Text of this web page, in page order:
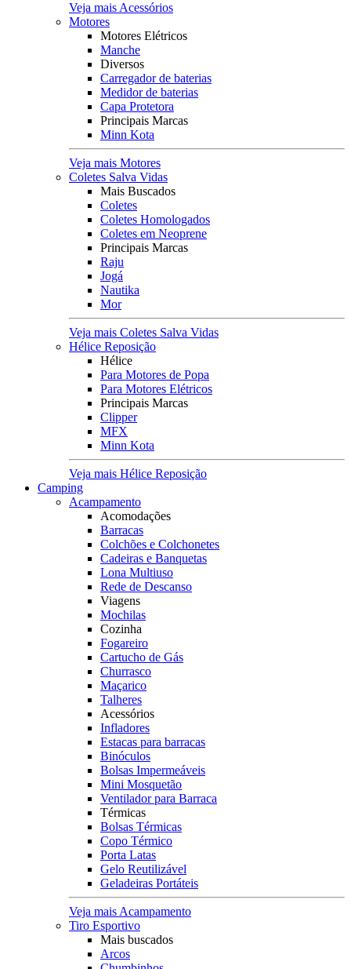
Veja mais Acessórios
Motores
Motores Elétricos
Manche
Diversos
Carregador de baterias
Medidor de baterias
Capa Protetora
Principais Marcas
Minn Kota
Veja mais Motores
Coletes Salva Vidas
Mais Buscados
Coletes
Coletes Homologados
Coletes em Neoprene
Principais Marcas
Raju
Jogá
Nautika
Mor
Veja mais Coletes Salva Vidas
Hélice Reposição
Hélice
Para Motores de Popa
Para Motores Elétricos
Principais Marcas
Clipper
MFX
Minn Kota
Veja mais Hélice Reposição
Camping
Acampamento
Acomodações
Barracas
Colchões e Colchonetes
Cadeiras e Banquetas
Lona Multiuso
Rede de Descanso
Viagens
Mochilas
Cozinha
Fogareiro
Cartucho de Gás
Churrasco
Maçarico
Talheres
Acessórios
Infladores
Estacas para barracas
Binóculos
Bolsas Impermeáveis
Mini Mosquetão
Ventilador para Barraca
Térmicas
Bolsas Térmicas
Copo Térmico
Porta Latas
Gelo Reutilizável
Geladeiras Portáteis
Veja mais Acampamento
Tiro Esportivo
Mais buscados
Arcos